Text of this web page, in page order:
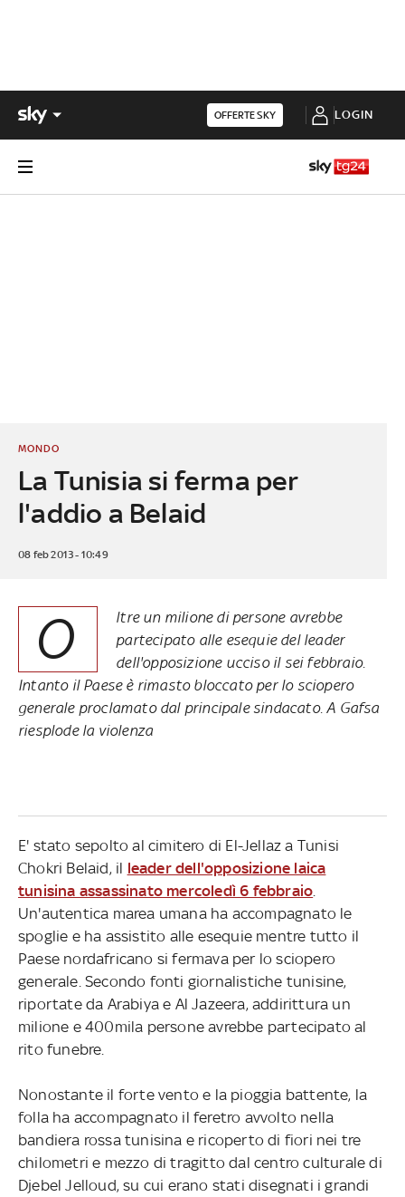
OFFERTE SKY LOGIN
La Tunisia si ferma per
l'addio a Belaid
MONDO
08 feb 2013 - 10:49
O
ltre un milione di persone avrebbe
partecipato alle esequie del leader
dell'opposizione ucciso il sei febbraio.
Intanto il Paese è rimasto bloccato per lo sciopero
generale proclamato dal principale sindacato. A Gafsa
riesplode la violenza
E' stato sepolto al cimitero di El-Jellaz a Tunisi
Chokri Belaid, il leader dell'opposizione laica
tunisina assassinato mercoledì 6 febbraio
Un'autentica marea umana ha accompagnato le
spoglie e ha assistito alle esequie mentre tutto il
Paese nordafricano si fermava per lo sciopero
generale. Secondo fonti giornalistiche tunisine,
riportate da Arabiya e Al Jazeera, addirittura un
milione e 400mila persone avrebbe partecipato al
rito funebre.
Nonostante il forte vento e la pioggia battente, la
folla ha accompagnato il feretro avvolto nella
bandiera rossa tunisina e ricoperto di fiori nei tre
chilometri e mezzo di tragitto dal centro culturale di
Djebel Jelloud, su cui erano stati disegnati i grandi